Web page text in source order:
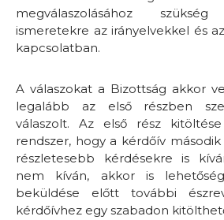
megválaszolásához
ismeretekre az irányelvekkel és
kapcsolatban.
A válaszokat a Bizottság akkor
legalább az első részben
válaszolt. Az első rész
rendszer, hogy a kérdőív
részletesebb kérdésekre is
nem kíván, akkor is
beküldése előtt további
kérdőívhez egy szabadon